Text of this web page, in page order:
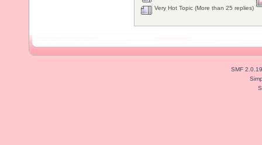
Very Hot Topic (More than 25 replies)
SMF 2.0.19